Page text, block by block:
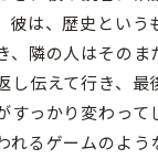
彼は、歴史という
、隣の人はそのま
し伝えて行き、最
すっかり変わって
れるゲームのよう